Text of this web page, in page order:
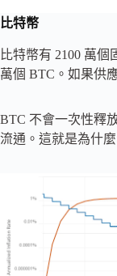
比特幣
比特幣有 2100 萬
萬個 BTC。如果供
BTC 不會一次性釋
流通。這就是為什